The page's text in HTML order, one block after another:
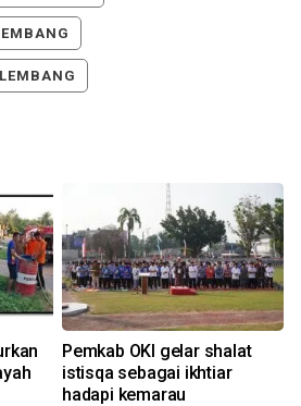
Pemkab OKI gelar shalat
istisqa sebagai ikhtiar
hadapi kemarau